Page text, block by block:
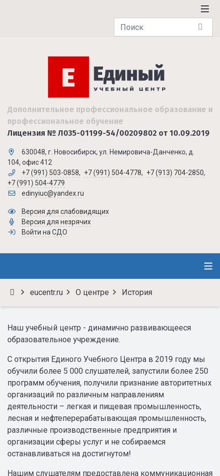
Дополнительное профессиональное образование и
профессиональное обучение
Лицензия № Л035-01199-54/00209802 от 10.09.2019
630048, г. Новосибирск, ул. Немировича-Данченко, д.
104, офис 412
+7 (991) 503-0858, +7 (991) 504-4778, +7 (913) 704-2850,
+7 (991) 504-4779
edinyiuc@yandex.ru
Версия для слабовидящих
Версия для незрячих
Войти на СДО
eucentr.ru О центре История
Наш учебный центр - динамично развивающееся
образовательное учреждение.
С открытия Единого Учебного Центра в 2019 году мы
обучили более 5 000 слушателей, запустили более 250
программ обучения, получили признание авторитетных
организаций по различным направлениям
деятельности – легкая и пищевая промышленность,
лесная и нефтеперерабатывающая промышленность,
различные производственные предприятия и
организации сферы услуг и не собираемся
останавливаться на достигнутом!
Нашим слушателям предоставлена коммуникационная